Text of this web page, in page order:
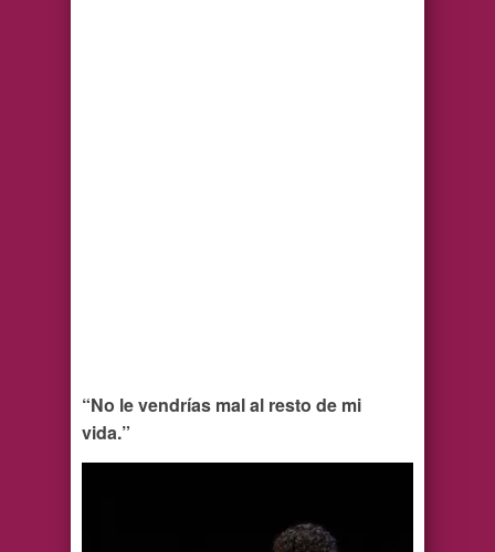
“No le vendrías mal al resto de mi
vida.”